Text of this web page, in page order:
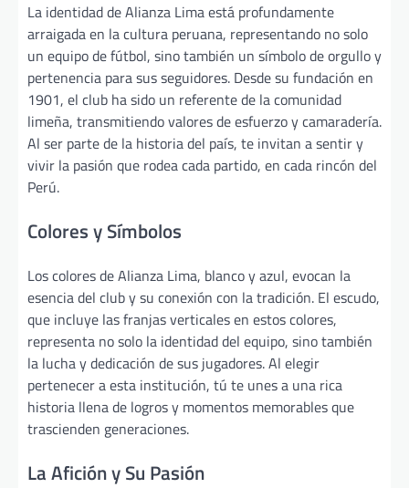
La identidad de Alianza Lima está profundamente
arraigada en la cultura peruana, representando no solo
un equipo de fútbol, sino también un símbolo de orgullo y
pertenencia para sus seguidores. Desde su fundación en
1901, el club ha sido un referente de la comunidad
limeña, transmitiendo valores de esfuerzo y camaradería.
Al ser parte de la historia del país, te invitan a sentir y
vivir la pasión que rodea cada partido, en cada rincón del
Perú.
Colores y Símbolos
Los colores de Alianza Lima, blanco y azul, evocan la
esencia del club y su conexión con la tradición. El escudo,
que incluye las franjas verticales en estos colores,
representa no solo la identidad del equipo, sino también
la lucha y dedicación de sus jugadores. Al elegir
pertenecer a esta institución, tú te unes a una rica
historia llena de logros y momentos memorables que
trascienden generaciones.
La Afición y Su Pasión